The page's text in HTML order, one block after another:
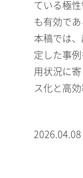
ている極
も有効であ
本稿では
定した事
用状況に
ス化と高
2026.04.08